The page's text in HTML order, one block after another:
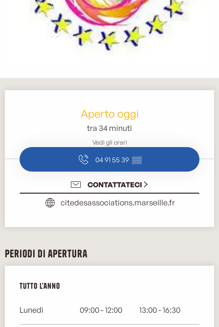
Aperto oggi
tra 34 minuti
Vedi gli orari
04 91 55 39 ▒▒
CONTATTATECI
citedesassociations.marseille.fr
Periodi di apertura
Tutto l'anno
Tutto l'anno
Lunedì 09:00 - 12:00 13:00 - 16:30